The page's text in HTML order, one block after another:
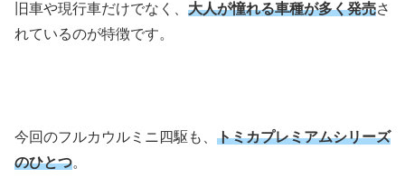
旧車や現行車だけでなく、 大人が憧れる車種が多く発売さ
れているのが特徴です。
今回のフルカウルミニ四駆も、 トミカプレミアムシリーズ
のひとつ。